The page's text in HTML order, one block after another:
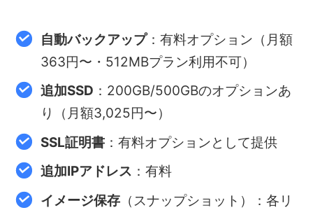
自動バックアップ：有料オプション（月額
363円〜・512MBプラン利用不可）
追加SSD ：200GB/500GBのオプションあ
り（月額3,025円〜）
SSL証明書：有料オプションとして提供
追加IPアドレス ：有料
イメージ保存（スナップショット）：各リ